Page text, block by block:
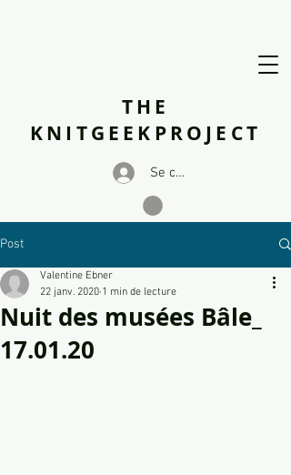
THE
KNITGEEKPROJECT
Se connecter
Post
Nuit des musées Bâle_
17.01.20
Valentine Ebner
22 janv. 2020 1 min de lecture